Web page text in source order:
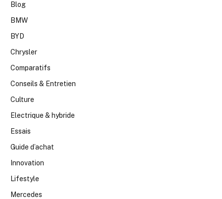
Blog
BMW
BYD
Chrysler
Comparatifs
Conseils & Entretien
Culture
Electrique & hybride
Essais
Guide d’achat
Innovation
Lifestyle
Mercedes